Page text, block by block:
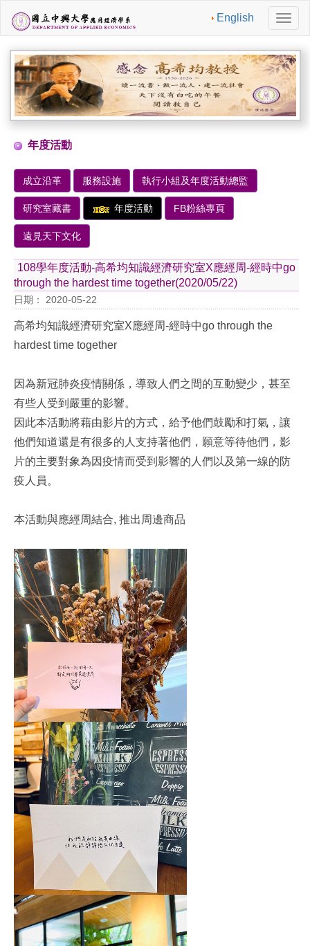
English
切
換
導
航
年度活動
成立沿革 服務設施 執行小組及年度活動總監
研究室藏書 年度活動 FB粉絲專頁
遠見天下文化
108學年度活動-高希均知識經濟研究室X應經周-經時中go
through the hardest time together(2020/05/22)
日期： 2020-05-22
高希均知識經濟研究室X應經周-經時中go through the
hardest time together
因為新冠肺炎疫情關係，導致人們之間的互動變少，甚至
有些人受到嚴重的影響。
因此本活動將藉由影片的方式，給予他們鼓勵和打氣，讓
他們知道還是有很多的人支持著他們，願意等待他們，影
片的主要對象為因疫情而受到影響的人們以及第一線的防
疫人員。
本活動與應經周結合, 推出周邊商品